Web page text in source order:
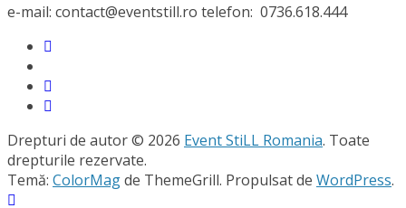
e-mail: contact@eventstill.ro telefon: 0736.618.444
Drepturi de autor © 2026 Event StiLL Romania. Toate
drepturile rezervate.
Temă: ColorMagde ThemeGrill. Propulsat de WordPress.